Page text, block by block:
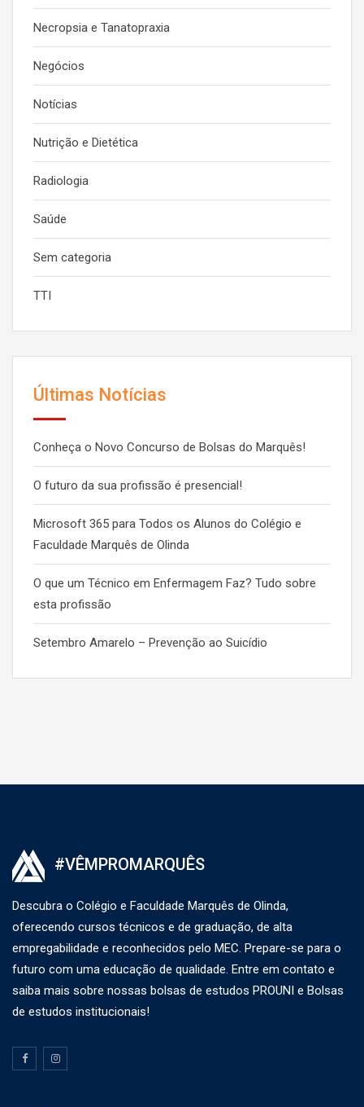
Necropsia e Tanatopraxia
Negócios
Notícias
Nutrição e Dietética
Radiologia
Saúde
Sem categoria
TTI
Últimas Notícias
Conheça o Novo Concurso de Bolsas do Marquês!
O futuro da sua profissão é presencial!
Microsoft 365 para Todos os Alunos do Colégio e
Faculdade Marquês de Olinda
O que um Técnico em Enfermagem Faz? Tudo sobre
esta profissão
Setembro Amarelo – Prevenção ao Suicídio
#VÊMPROMARQUÊS
Descubra o Colégio e Faculdade Marquês de Olinda,
oferecendo cursos técnicos e de graduação, de alta
empregabilidade e reconhecidos pelo MEC. Prepare-se para o
futuro com uma educação de qualidade. Entre em contato e
saiba mais sobre nossas bolsas de estudos PROUNI e Bolsas
de estudos institucionais!